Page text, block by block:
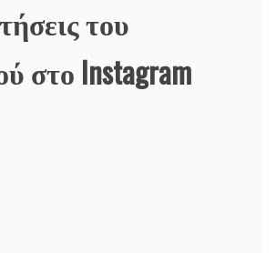
του
στο Instagram